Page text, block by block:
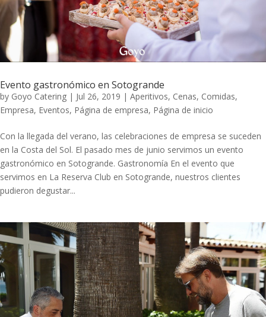
Evento gastronómico en Sotogrande
by Goyo Catering | Jul 26, 2019 | Aperitivos, Cenas, Comidas,
Empresa, Eventos, Página de empresa, Página de inicio
Con la llegada del verano, las celebraciones de empresa se suceden
en la Costa del Sol. El pasado mes de junio servimos un evento
gastronómico en Sotogrande. Gastronomía En el evento que
servimos en La Reserva Club en Sotogrande, nuestros clientes
pudieron degustar...